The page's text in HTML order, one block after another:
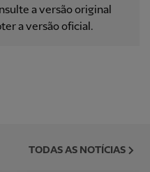
a versão original
a versão oficial.
TODAS AS NOTÍCIAS